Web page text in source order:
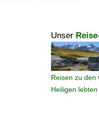
Unser
Reisen zu den
Heiligen